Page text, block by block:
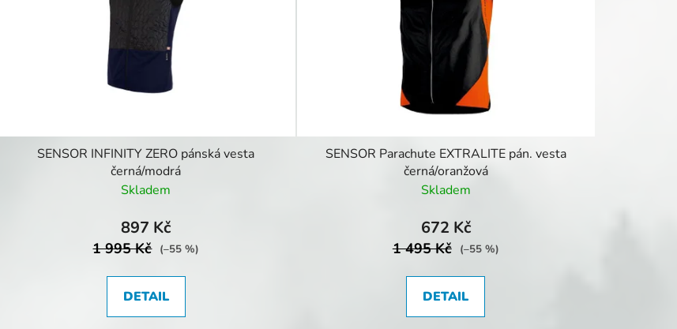
SENSOR INFINITY ZERO pánská vesta
černá/modrá
Skladem
897 Kč
1 995 Kč (–55 %)
DETAIL
SENSOR Parachute EXTRALITE pán. vesta
černá/oranžová
Skladem
672 Kč
1 495 Kč (–55 %)
DETAIL